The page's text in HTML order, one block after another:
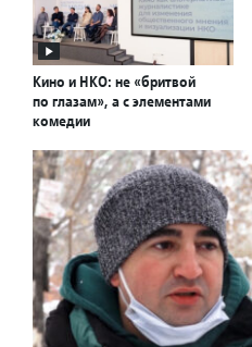
Кино и НКО: не «бритвой
по глазам», а с элементами
комедии